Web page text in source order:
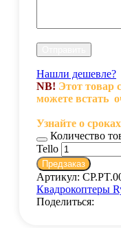
Нашли дешевле?
NB! Этот товар
можете встать
Узнайте о
Количество
Tello
Предзаказ
Артикул:
Квадрокоптеры
Поделиться: